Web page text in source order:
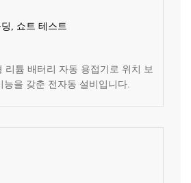
, 쇼트 테스트
을 갖춘 전자동 설비입니다.